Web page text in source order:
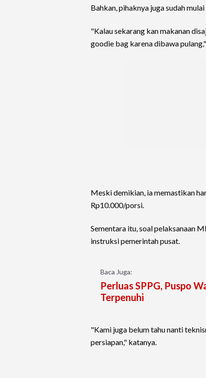
Bahkan, pihaknya juga sudah
"Kalau sekarang kan makanan
goodie bag karena dibawa
Meski demikian, ia memastikan
Rp10.000/porsi.
Sementara itu, soal pelaksanaan
instruksi pemerintah pusat.
Baca Juga:
Perluas SPPG, Puspo
Terpenuhi
"Kami juga belum tahu nanti
persiapan," katanya.